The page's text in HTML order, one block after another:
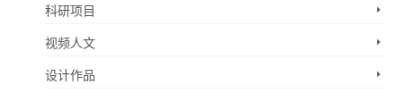
科研项目
视频人文
设计作品